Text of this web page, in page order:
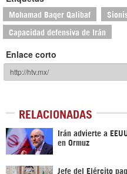
Mohamad Baqer Qalibaf
Capacidad defensiva de Irán
Enlace corto
RELACIONADAS
Irán advierte a
en Ormuz
Jefe del Ejército